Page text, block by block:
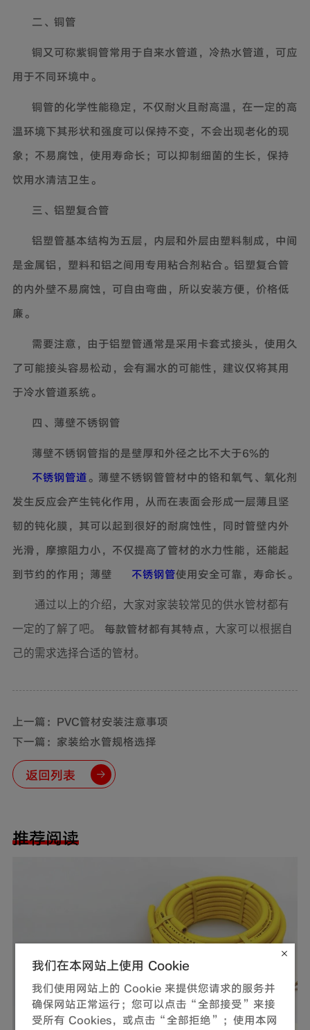
二、铜管
铜又可称紫铜管常用于自来水管道，冷热水管道，可应
用于不同环境中。
铜管的化学性能稳定，不仅耐火且耐高温，在一定的高
温环境下其形状和强度可以保持不变，不会出现老化的现
象；不易腐蚀，使用寿命长；可以抑制细菌的生长，保持
饮用水清洁卫生。
三、铝塑复合管
铝塑管基本结构为五层，内层和外层由塑料制成，中间
是金属铝，塑料和铝之间用专用粘合剂粘合。铝塑复合管
的内外壁不易腐蚀，可自由弯曲，所以安装方便，价格低
廉。
需要注意，由于铝塑管通常是采用卡套式接头，使用久
了可能接头容易松动，会有漏水的可能性，建议仅将其用
于冷水管道系统。
四、薄壁不锈钢管
薄壁不锈钢管指的是壁厚和外径之比不大于6%的
不锈钢管道。薄壁不锈钢管管材中的铬和氧气、氧化剂
发生反应会产生钝化作用，从而在表面会形成一层薄且坚
韧的钝化膜，其可以起到很好的耐腐蚀性，同时管壁内外
光滑，摩擦阻力小，不仅提高了管材的水力性能，还能起
到节约的作用；薄壁
不锈钢管使用安全可靠，寿命长。
通过以上的介绍，大家对家装较常见的供水管材都有
一定的了解了吧。 每款管材都有其特点， 大家可以根据自
己的需求选择合适的管材。
上一篇：PVC管材安装注意事项
下一篇：家装给水管规格选择
返回列表
推荐阅读
我们在本网站上使用 Cookie
我们使用网站上的 Cookie 来提供您请求的服务并
确保网站正常运行；您可以点击“全部接受”来接
受所有 Cookies，或点击“全部拒绝”；使用本网